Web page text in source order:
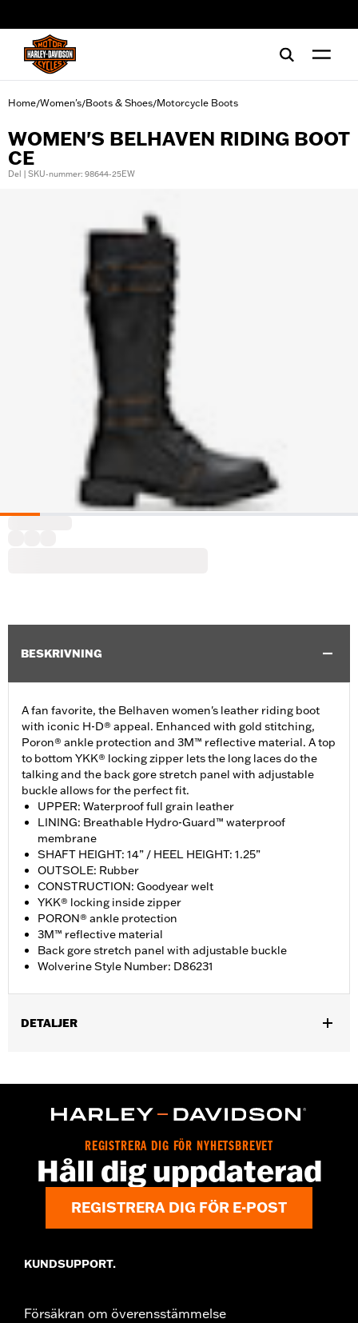
Home/Women's/Boots & Shoes/Motorcycle Boots
WOMEN'S BELHAVEN RIDING BOOT
CE
Del | SKU-nummer: 98644-25EW
BESKRIVNING
A fan favorite, the Belhaven women's leather riding boot
with iconic H-D® appeal. Enhanced with gold stitching,
Poron® ankle protection and 3M™ reflective material. A top
to bottom YKK® locking zipper lets the long laces do the
talking and the back gore stretch panel with adjustable
buckle allows for the perfect fit.
UPPER: Waterproof full grain leather
LINING: Breathable Hydro-Guard™ waterproof
membrane
SHAFT HEIGHT: 14” / HEEL HEIGHT: 1.25”
OUTSOLE: Rubber
CONSTRUCTION: Goodyear welt
YKK® locking inside zipper
PORON® ankle protection
3M™ reflective material
Back gore stretch panel with adjustable buckle
Wolverine Style Number: D86231
DETALJER
WARRANTY:Wolverine Worldwide Manufacturer Warranty – Go
Imported
Dimension Description:SHAFT HEIGHT: 14” / HEEL HEIGHT:
REGISTRERA DIG FÖR NYHETSBREVET
Håll dig uppdaterad
REGISTRERA DIG FÖR E-POST
KUNDSUPPORT.
Försäkran om överensstämmelse